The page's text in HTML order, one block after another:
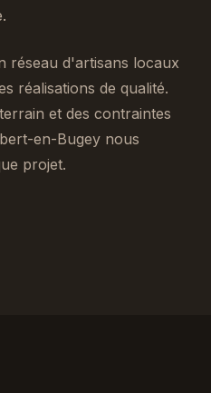
réseau d'artisans locaux
réalisations de qualité.
et des contraintes
en-Bugey nous
projet.